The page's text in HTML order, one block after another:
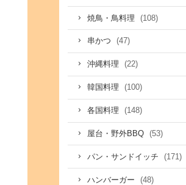
焼鳥・鳥料理 (108)
串かつ (47)
沖縄料理 (22)
韓国料理 (100)
各国料理 (148)
屋台・野外BBQ (53)
パン・サンドイッチ (171)
ハンバーガー (48)